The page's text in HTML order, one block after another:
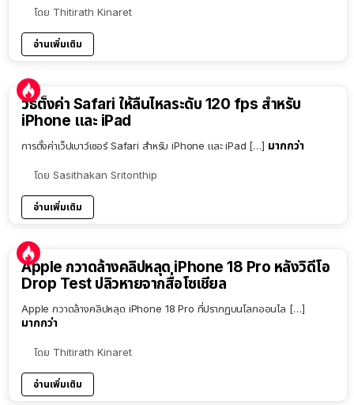
โดย Thitirath Kinaret
อ่านเพิ่มเติม
วิธีตั้งค่า Safari ให้ลื่นไหลระดับ 120 fps สำหรับ
iPhone และ iPad
การตั้งค่าเว็ปเบาว์เซอร์ Safari สำหรับ iPhone และ iPad […] มากกว่า
โดย Sasithakan Sritonthip
อ่านเพิ่มเติม
Apple กวาดล้างคลิปหลุด iPhone 18 Pro หลังวิดีโอ
Drop Test ปลิวหายจากสื่อโซเชียล
Apple กวาดล้างคลิปหลุด iPhone 18 Pro ที่ปรากฏบนโลกออนไล […]
มากกว่า
โดย Thitirath Kinaret
อ่านเพิ่มเติม